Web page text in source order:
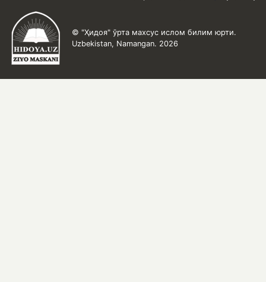
© "Ҳидоя" ўрта махсус ислом билим юрти.
Uzbekistan, Namangan. 2026